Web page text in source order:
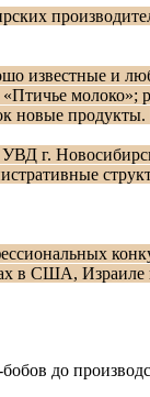
известные
молоко»;
новые продукты.
г.
в США,
до